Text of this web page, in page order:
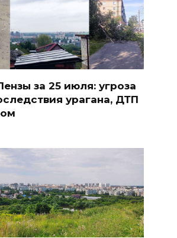
за 25 июля: угроза
урагана, ДТП